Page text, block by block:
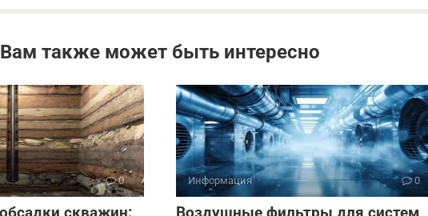
Вам также может быть интересно
0 Информация 0